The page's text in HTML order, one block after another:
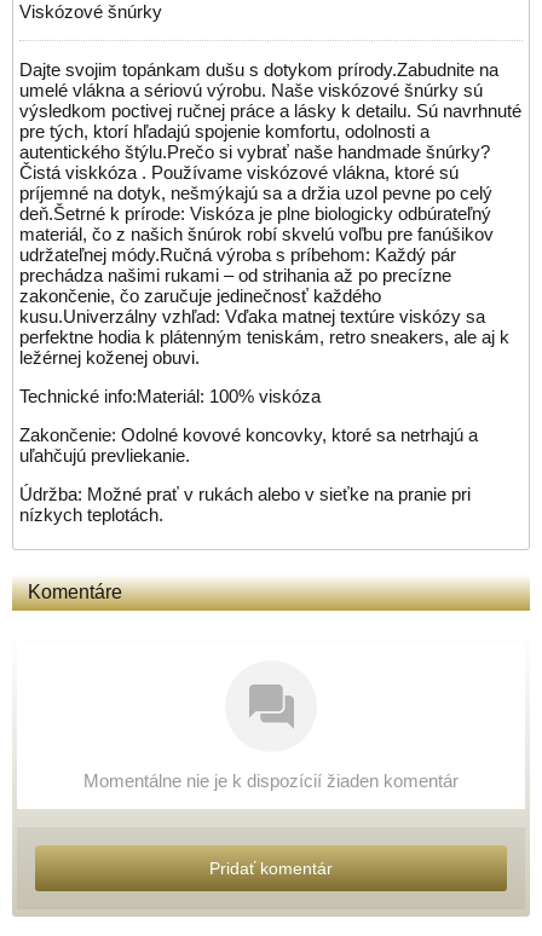
Viskózové šnúrky
Dajte svojim topánkam dušu s dotykom prírody.Zabudnite na
umelé vlákna a sériovú výrobu. Naše viskózové šnúrky sú
výsledkom poctivej ručnej práce a lásky k detailu. Sú navrhnuté
pre tých, ktorí hľadajú spojenie komfortu, odolnosti a
autentického štýlu.Prečo si vybrať naše handmade šnúrky?
Čistá viskkóza . Používame viskózové vlákna, ktoré sú
príjemné na dotyk, nešmýkajú sa a držia uzol pevne po celý
deň.Šetrné k prírode: Viskóza je plne biologicky odbúrateľný
materiál, čo z našich šnúrok robí skvelú voľbu pre fanúšikov
udržateľnej módy.Ručná výroba s príbehom: Každý pár
prechádza našimi rukami – od strihania až po precízne
zakončenie, čo zaručuje jedinečnosť každého
kusu.Univerzálny vzhľad: Vďaka matnej textúre viskózy sa
perfektne hodia k plátenným teniskám, retro sneakers, ale aj k
ležérnej koženej obuvi.
Technické info:Materiál: 100% viskóza
Zakončenie: Odolné kovové koncovky, ktoré sa netrhajú a
uľahčujú prevliekanie.
Údržba: Možné prať v rukách alebo v sieťke na pranie pri
nízkych teplotách.
Komentáre
Momentálne nie je k dispozícií žiaden komentár
Pridať komentár